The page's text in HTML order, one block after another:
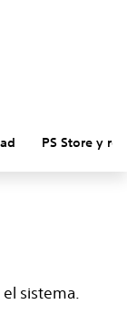
PS Store y
sistema.